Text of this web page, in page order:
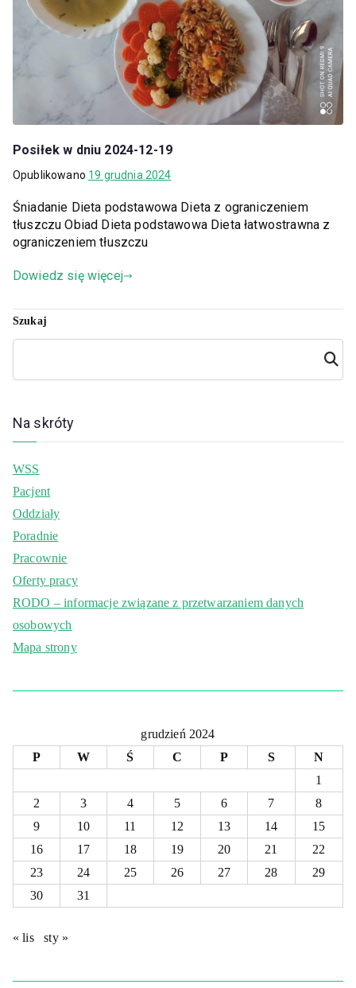
Posiłek w dniu 2024-12-19
Opublikowano 19 grudnia 2024
Śniadanie Dieta podstawowa Dieta z ograniczeniem
tłuszczu Obiad Dieta podstawowa Dieta łatwostrawna z
ograniczeniem tłuszczu
Dowiedz się więcej
Szukaj
Szuka
j
Na skróty
WSS
Pacjent
Oddziały
Poradnie
Pracownie
Oferty pracy
RODO – informacje związane z przetwarzaniem danych
osobowych
Mapa strony
grudzień 2024
P
W Ś C P S
N
1
2
3 4 5 6 7
8
9
10 11 12 13 14
15
16
17 18 19 20 21
22
23
24 25 26 27 28
29
30
31
« lis sty »